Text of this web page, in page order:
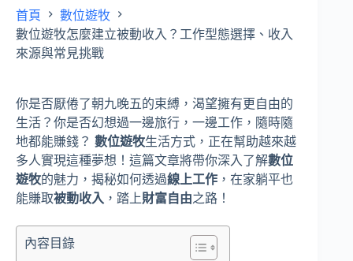
首頁
數位遊牧
數位遊牧怎麼建立被動收入？工作型態選擇、收入
來源與常見挑戰
你是否厭倦了朝九晚五的束縛，渴望擁有更自由的
生活？你是否幻想過一邊旅行，一邊工作，隨時隨
地都能賺錢？ 數位遊牧生活方式，正在幫助越來越
多人實現這種夢想！這篇文章將帶你深入了解數位
遊牧的魅力，揭秘如何透過線上工作 ，在家躺平也
能賺取被動收入 ，踏上財富自由之路！
內容目錄